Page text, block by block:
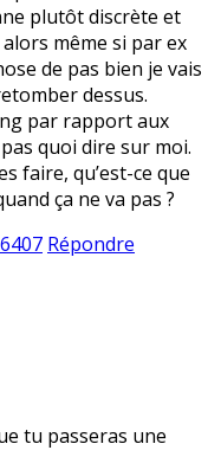
plutôt discrète et
même si par ex
de pas bien je vais
dessus.
par rapport aux
quoi dire sur moi.
faire, qu’est-ce que
ça ne va pas ?
Répondre
tu passeras une